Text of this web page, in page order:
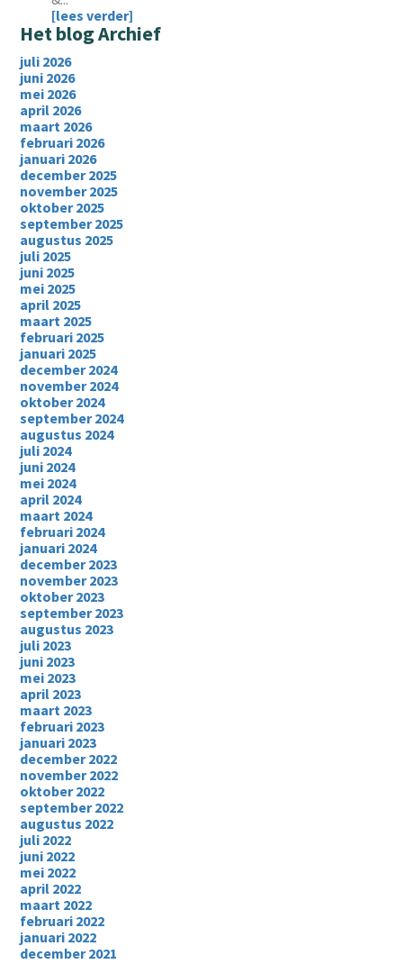
[lees verder]
Het blog Archief
juli 2026
juni 2026
mei 2026
april 2026
maart 2026
februari 2026
januari 2026
december 2025
november 2025
oktober 2025
september 2025
augustus 2025
juli 2025
juni 2025
mei 2025
april 2025
maart 2025
februari 2025
januari 2025
december 2024
november 2024
oktober 2024
september 2024
augustus 2024
juli 2024
juni 2024
mei 2024
april 2024
maart 2024
februari 2024
januari 2024
december 2023
november 2023
oktober 2023
september 2023
augustus 2023
juli 2023
juni 2023
mei 2023
april 2023
maart 2023
februari 2023
januari 2023
december 2022
november 2022
oktober 2022
september 2022
augustus 2022
juli 2022
juni 2022
mei 2022
april 2022
maart 2022
februari 2022
januari 2022
december 2021